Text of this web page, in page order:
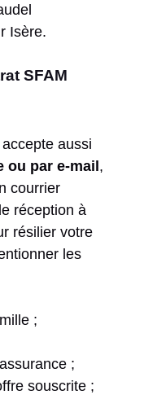
Isère.
SFAM
aussi
ou par e-mail,
courrier
réception à
résilier votre
les
;
;
souscrite ;